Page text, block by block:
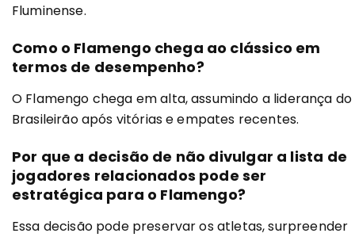
Fluminense.
Como o Flamengo chega ao clássico em
termos de desempenho?
O Flamengo chega em alta, assumindo a liderança do
Brasileirão após vitórias e empates recentes.
Por que a decisão de não divulgar a lista de
jogadores relacionados pode ser
estratégica para o Flamengo?
Essa decisão pode preservar os atletas, surpreender